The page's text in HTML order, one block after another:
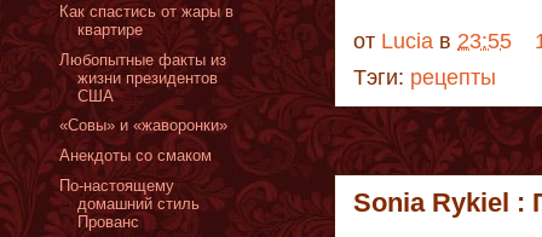
от Lucia в 23:55
Тэги: рецепты
Sonia Rykiel :
Как спастись от жары в
квартире
Любопытные факты из
жизни президентов
США
«Совы» и «жаворонки»
Анекдоты со смаком
По-настоящему
домашний стиль
Прованс